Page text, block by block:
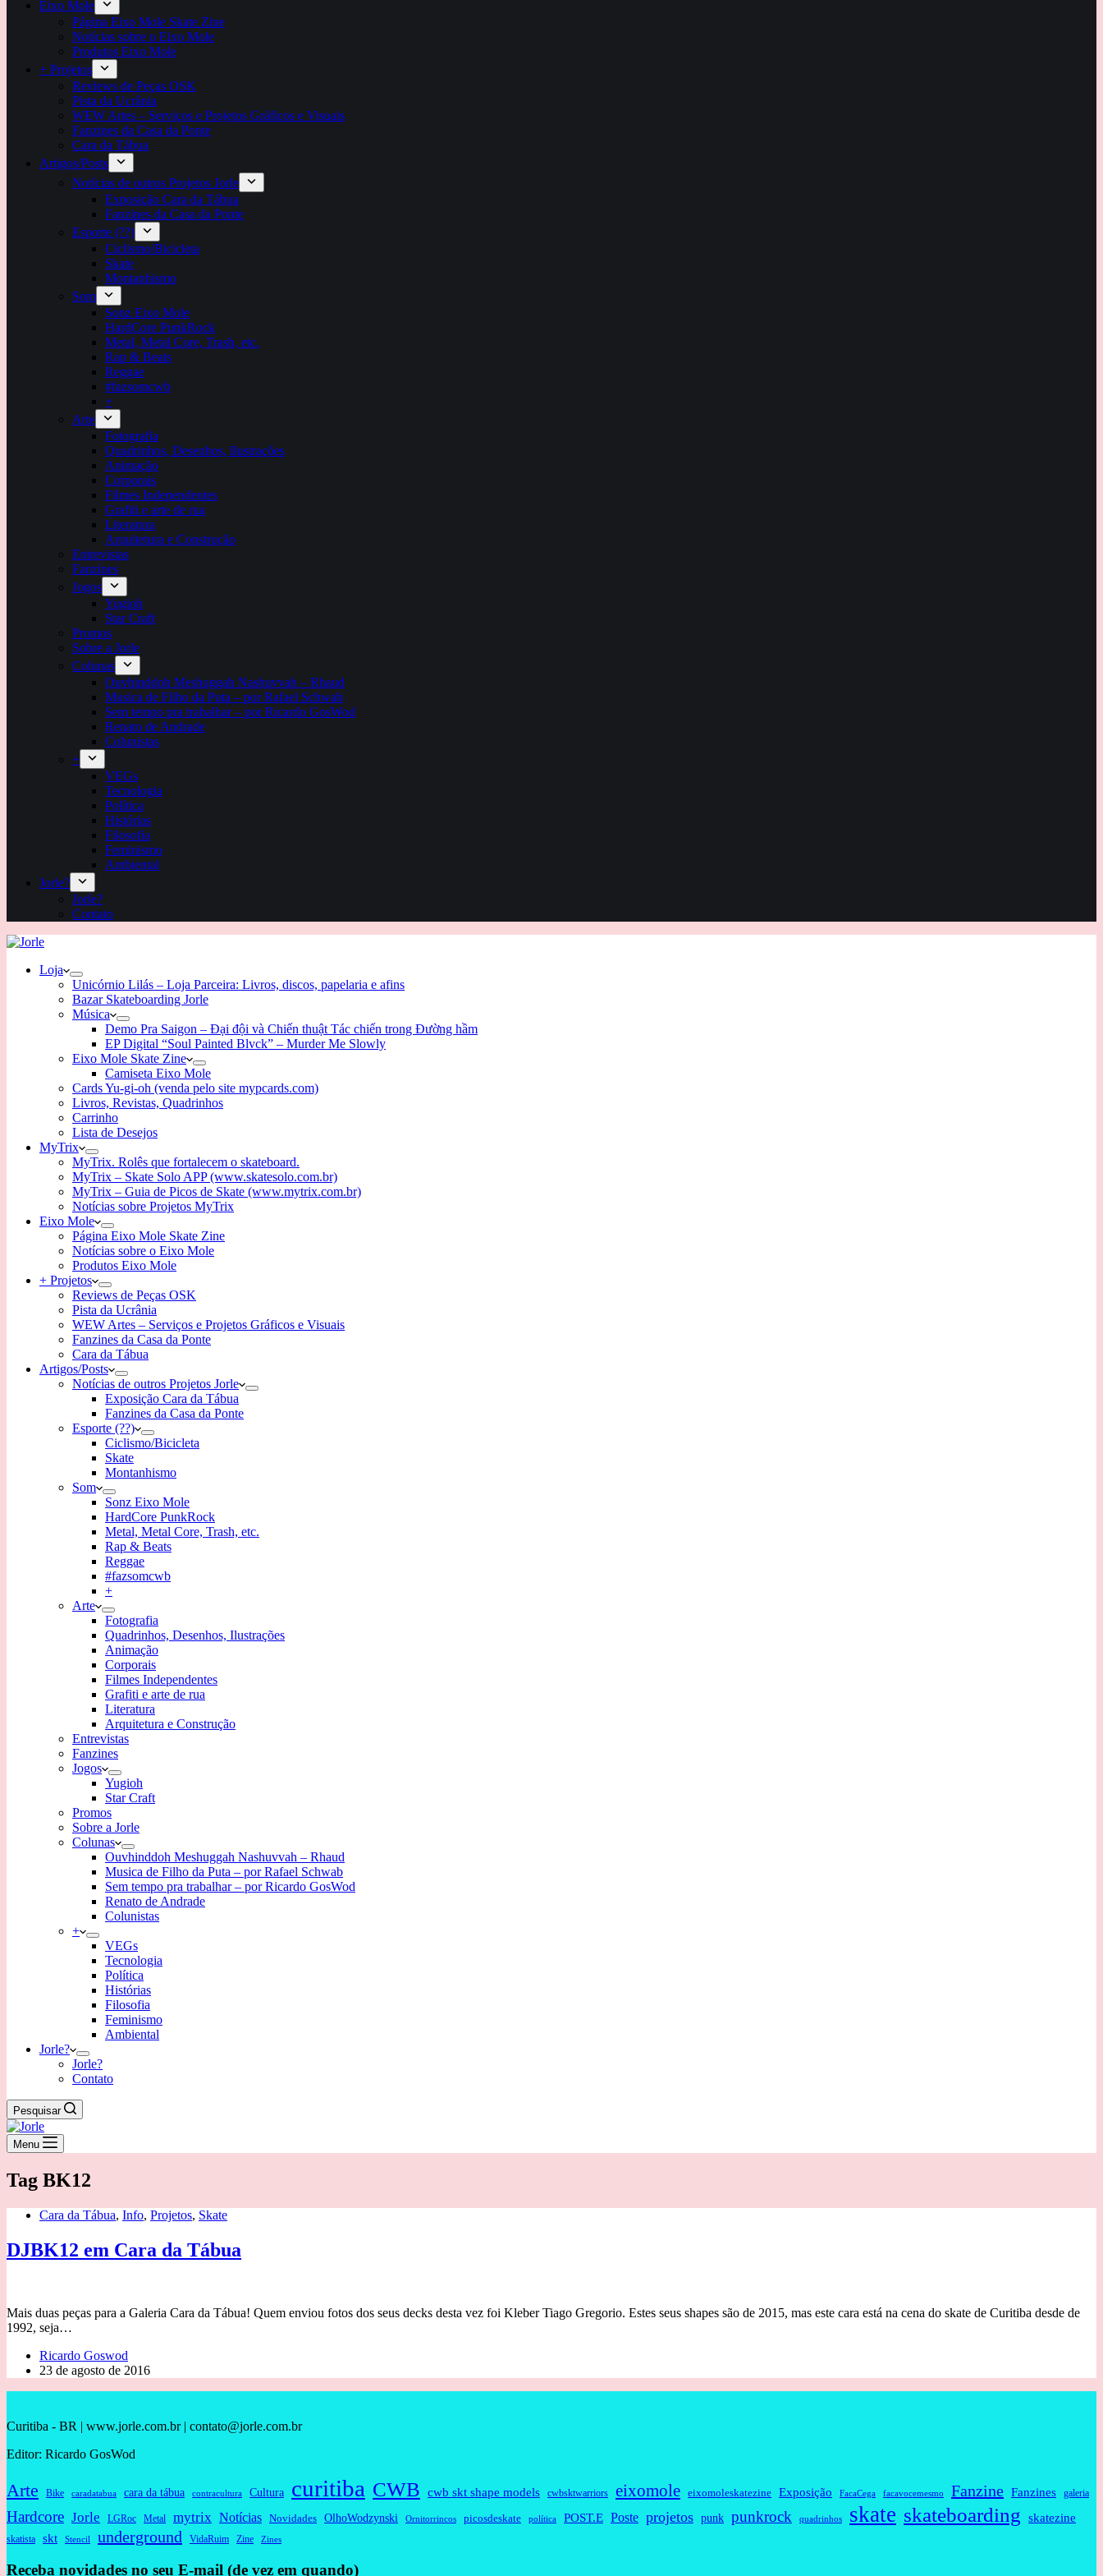
Eixo Mole
Página Eixo Mole Skate Zine
Notícias sobre o Eixo Mole
Produtos Eixo Mole
+ Projetos
Reviews de Peças OSK
Pista da Ucrânia
WEW Artes – Serviços e Projetos Gráficos e Visuais
Fanzines da Casa da Ponte
Cara da Tábua
Artigos/Posts
Notícias de outros Projetos Jorle
Exposição Cara da Tábua
Fanzines da Casa da Ponte
Esporte (??)
Ciclismo/Bicicleta
Skate
Montanhismo
Som
Sonz Eixo Mole
HardCore PunkRock
Metal, Metal Core, Trash, etc.
Rap & Beats
Reggae
#fazsomcwb
+
Arte
Fotografia
Quadrinhos, Desenhos, Ilustrações
Animação
Corporais
Filmes Independentes
Grafiti e arte de rua
Literatura
Arquitetura e Construção
Entrevistas
Fanzines
Jogos
Yugioh
Star Craft
Promos
Sobre a Jorle
Colunas
Ouvhinddoh Meshuggah Nashuvvah – Rhaud
Musica de Filho da Puta – por Rafael Schwab
Sem tempo pra trabalhar – por Ricardo GosWod
Renato de Andrade
Colunistas
+
VEGs
Tecnologia
Política
Histórias
Filosofia
Feminismo
Ambiental
Jorle?
Jorle?
Contato
Loja
Unicórnio Lilás – Loja Parceira: Livros, discos, papelaria e afins
Bazar Skateboarding Jorle
Música
Demo Pra Saigon – Đại đội và Chiến thuật Tác chiến trong Đường hầm
EP Digital “Soul Painted Blvck” – Murder Me Slowly
Eixo Mole Skate Zine
Camiseta Eixo Mole
Cards Yu-gi-oh (venda pelo site mypcards.com)
Livros, Revistas, Quadrinhos
Carrinho
Lista de Desejos
MyTrix
MyTrix. Rolês que fortalecem o skateboard.
MyTrix – Skate Solo APP (www.skatesolo.com.br)
MyTrix – Guia de Picos de Skate (www.mytrix.com.br)
Notícias sobre Projetos MyTrix
Eixo Mole
Página Eixo Mole Skate Zine
Notícias sobre o Eixo Mole
Produtos Eixo Mole
+ Projetos
Reviews de Peças OSK
Pista da Ucrânia
WEW Artes – Serviços e Projetos Gráficos e Visuais
Fanzines da Casa da Ponte
Cara da Tábua
Artigos/Posts
Notícias de outros Projetos Jorle
Exposição Cara da Tábua
Fanzines da Casa da Ponte
Esporte (??)
Ciclismo/Bicicleta
Skate
Montanhismo
Som
Sonz Eixo Mole
HardCore PunkRock
Metal, Metal Core, Trash, etc.
Rap & Beats
Reggae
#fazsomcwb
+
Arte
Fotografia
Quadrinhos, Desenhos, Ilustrações
Animação
Corporais
Filmes Independentes
Grafiti e arte de rua
Literatura
Arquitetura e Construção
Entrevistas
Fanzines
Jogos
Yugioh
Star Craft
Promos
Sobre a Jorle
Colunas
Ouvhinddoh Meshuggah Nashuvvah – Rhaud
Musica de Filho da Puta – por Rafael Schwab
Sem tempo pra trabalhar – por Ricardo GosWod
Renato de Andrade
Colunistas
+
VEGs
Tecnologia
Política
Histórias
Filosofia
Feminismo
Ambiental
Jorle?
Jorle?
Contato
Pesquisar
Menu
Tag BK12
Cara da Tábua, Info, Projetos, Skate
DJBK12 em Cara da Tábua
Mais duas peças para a Galeria Cara da Tábua! Quem enviou fotos dos seus decks desta vez foi Kleber Tiago Gregorio. Estes seus shapes são de 2015, mas este cara está na cena do skate de Curitiba desde de
1992, seja…
Ricardo Goswod
23 de agosto de 2016
Curitiba - BR | www.jorle.com.br | contato@jorle.com.br
Editor: Ricardo GosWod
Arte Bike caradatabua cara da tábua contracultura Cultura curitiba CWB cwb skt shape models cwbsktwarriors eixomole eixomoleskatezine Exposição FacaCega facavocemesmo Fanzine Fanzines galeria
Hardcore Jorle LGRoc Metal mytrix Notícias Novidades OlhoWodzynski Ornitorrincos picosdeskate política POST.E Poste projetos punk punkrock quadrinhos skate skateboarding skatezine
skatista skt Stencil underground VidaRuim Zine Zines
Receba novidades no seu E-mail (de vez em quando)